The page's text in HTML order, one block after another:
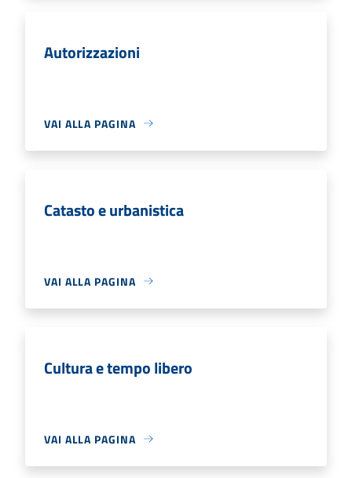
Autorizzazioni
VAI ALLA PAGINA
Catasto e urbanistica
VAI ALLA PAGINA
Cultura e tempo libero
VAI ALLA PAGINA